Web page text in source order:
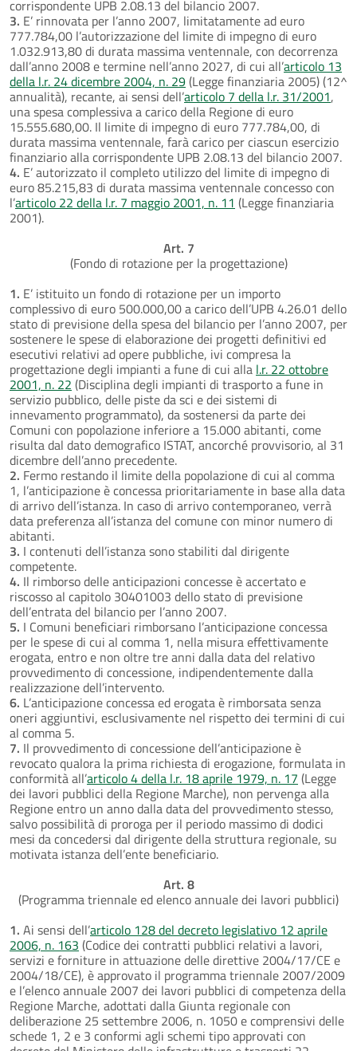
corrispondente UPB 2.08.13 del bilancio 2007.
3. E’ rinnovata per l’anno 2007, limitatamente ad euro
777.784,00 l’autorizzazione del limite di impegno di euro
1.032.913,80 di durata massima ventennale, con decorrenza
dall’anno 2008 e termine nell’anno 2027, di cui all’articolo 13
della l.r. 24 dicembre 2004, n. 29(Legge finanziaria 2005) (12^
annualità), recante, ai sensi dell’articolo 7 della l.r. 31/2001,
una spesa complessiva a carico della Regione di euro
15.555.680,00. Il limite di impegno di euro 777.784,00, di
durata massima ventennale, farà carico per ciascun esercizio
finanziario alla corrispondente UPB 2.08.13 del bilancio 2007.
4. E’ autorizzato il completo utilizzo del limite di impegno di
euro 85.215,83 di durata massima ventennale concesso con
l’articolo 22 della l.r. 7 maggio 2001, n. 11 (Legge finanziaria
2001).
Art. 7
(Fondo di rotazione per la progettazione)
1. E’ istituito un fondo di rotazione per un importo
complessivo di euro 500.000,00 a carico dell’UPB 4.26.01 dello
stato di previsione della spesa del bilancio per l’anno 2007, per
sostenere le spese di elaborazione dei progetti definitivi ed
esecutivi relativi ad opere pubbliche, ivi compresa la
progettazione degli impianti a fune di cui alla l.r. 22 ottobre
2001, n. 22 (Disciplina degli impianti di trasporto a fune in
servizio pubblico, delle piste da sci e dei sistemi di
innevamento programmato), da sostenersi da parte dei
Comuni con popolazione inferiore a 15.000 abitanti, come
risulta dal dato demografico ISTAT, ancorché provvisorio, al 31
dicembre dell’anno precedente.
2. Fermo restando il limite della popolazione di cui al comma
1, l’anticipazione è concessa prioritariamente in base alla data
di arrivo dell’istanza. In caso di arrivo contemporaneo, verrà
data preferenza all’istanza del comune con minor numero di
abitanti.
3. I contenuti dell’istanza sono stabiliti dal dirigente
competente.
4. Il rimborso delle anticipazioni concesse è accertato e
riscosso al capitolo 30401003 dello stato di previsione
dell’entrata del bilancio per l’anno 2007.
5. I Comuni beneficiari rimborsano l’anticipazione concessa
per le spese di cui al comma 1, nella misura effettivamente
erogata, entro e non oltre tre anni dalla data del relativo
provvedimento di concessione, indipendentemente dalla
realizzazione dell’intervento.
6. L’anticipazione concessa ed erogata è rimborsata senza
oneri aggiuntivi, esclusivamente nel rispetto dei termini di cui
al comma 5.
7. Il provvedimento di concessione dell’anticipazione è
revocato qualora la prima richiesta di erogazione, formulata in
conformità all’articolo 4 della l.r. 18 aprile 1979, n. 17 (Legge
dei lavori pubblici della Regione Marche), non pervenga alla
Regione entro un anno dalla data del provvedimento stesso,
salvo possibilità di proroga per il periodo massimo di dodici
mesi da concedersi dal dirigente della struttura regionale, su
motivata istanza dell’ente beneficiario.
Art. 8
(Programma triennale ed elenco annuale dei lavori pubblici)
1. Ai sensi dell’articolo 128 del decreto legislativo 12 aprile
2006, n. 163 (Codice dei contratti pubblici relativi a lavori,
servizi e forniture in attuazione delle direttive 2004/17/CE e
2004/18/CE), è approvato il programma triennale 2007/2009
e l’elenco annuale 2007 dei lavori pubblici di competenza della
Regione Marche, adottati dalla Giunta regionale con
deliberazione 25 settembre 2006, n. 1050 e comprensivi delle
schede 1, 2 e 3 conformi agli schemi tipo approvati con